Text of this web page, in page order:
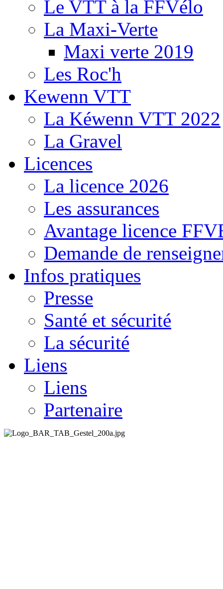
Le VTT à la FFVélo
La Maxi-Verte
Maxi verte 2019
Les Roc'h
Kewenn VTT
La Kéwenn VTT 2022
La Gravel
Licences
La licence 2026
Les assurances
Avantage licence
Demande de
Infos pratiques
Presse
Santé et sécurité
La sécurité
Liens
Liens
Partenaire